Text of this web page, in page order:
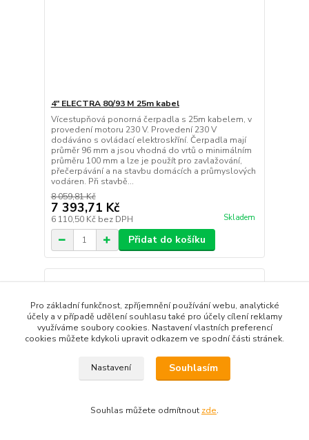
4" ELECTRA 80/93 M 25m kabel
Vícestupňová ponorná čerpadla s 25m kabelem, v
provedení motoru 230 V. Provedení 230 V
dodáváno s ovládací elektroskříní. Čerpadla mají
průměr 96 mm a jsou vhodná do vrtů o minimálním
průměru 100 mm a lze je použít pro zavlažování,
přečerpávání a na stavbu domácích a průmyslových
vodáren. Při stavbě...
8 059,81 Kč
7 393,71 Kč
6 110,50 Kč bez DPH Skladem
Přidat do košíku
Pro základní funkčnost, zpříjemnění používání webu, analytické
účely a v případě udělení souhlasu také pro účely cílení reklamy
využíváme soubory cookies. Nastavení vlastních preferencí
cookies můžete kdykoli upravit odkazem ve spodní části stránek.
Nastavení Souhlasím
Souhlas můžete odmítnout zde.